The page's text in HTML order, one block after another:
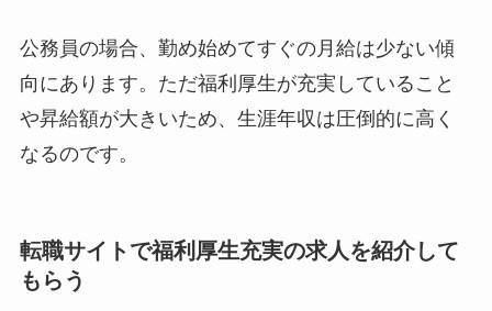
公務員の場合、勤め始めてすぐの月給は少ない傾
向にあります。ただ福利厚生が充実していること
や昇給額が大きいため、生涯年収は圧倒的に高く
なるのです。
転職サイトで福利厚生充実の求人を紹介して
もらう